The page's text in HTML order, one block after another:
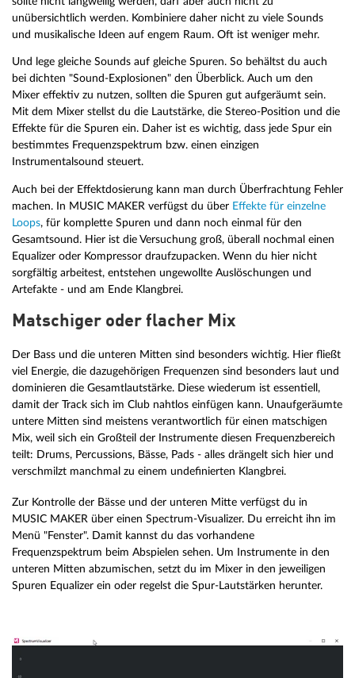
unübersichtlich werden. Kombiniere daher nicht zu viele Sounds
und musikalische Ideen auf engem Raum. Oft ist weniger mehr.
Und lege gleiche Sounds auf gleiche Spuren. So behältst du auch
bei dichten "Sound-Explosionen" den Überblick. Auch um den
Mixer effektiv zu nutzen, sollten die Spuren gut aufgeräumt sein.
Mit dem Mixer stellst du die Lautstärke, die Stereo-Position und die
Effekte für die Spuren ein. Daher ist es wichtig, dass jede Spur ein
bestimmtes Frequenzspektrum bzw. einen einzigen
Instrumentalsound steuert.
Auch bei der Effektdosierung kann man durch Überfrachtung Fehler
machen. In MUSIC MAKER verfügst du über Effekte für einzelne
Loops, für komplette Spuren und dann noch einmal für den
Gesamtsound. Hier ist die Versuchung groß, überall nochmal einen
Equalizer oder Kompressor draufzupacken. Wenn du hier nicht
sorgfältig arbeitest, entstehen ungewollte Auslöschungen und
Artefakte - und am Ende Klangbrei.
Matschiger oder flacher Mix
Der Bass und die unteren Mitten sind besonders wichtig. Hier fließt
viel Energie, die dazugehörigen Frequenzen sind besonders laut und
dominieren die Gesamtlautstärke. Diese wiederum ist essentiell,
damit der Track sich im Club nahtlos einfügen kann. Unaufgeräumte
untere Mitten sind meistens verantwortlich für einen matschigen
Mix, weil sich ein Großteil der Instrumente diesen Frequenzbereich
teilt: Drums, Percussions, Bässe, Pads - alles drängelt sich hier und
verschmilzt manchmal zu einem undefinierten Klangbrei.
Zur Kontrolle der Bässe und der unteren Mitte verfügst du in
MUSIC MAKER über einen Spectrum-Visualizer. Du erreicht ihn im
Menü "Fenster". Damit kannst du das vorhandene
Frequenzspektrum beim Abspielen sehen. Um Instrumente in den
unteren Mitten abzumischen, setzt du im Mixer in den jeweiligen
Spuren Equalizer ein oder regelst die Spur-Lautstärken herunter.